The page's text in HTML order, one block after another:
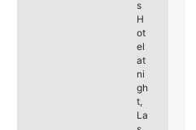
s
H
ot
el
at
ni
gh
t,
La